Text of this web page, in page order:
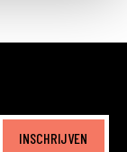
INSCHRIJVEN